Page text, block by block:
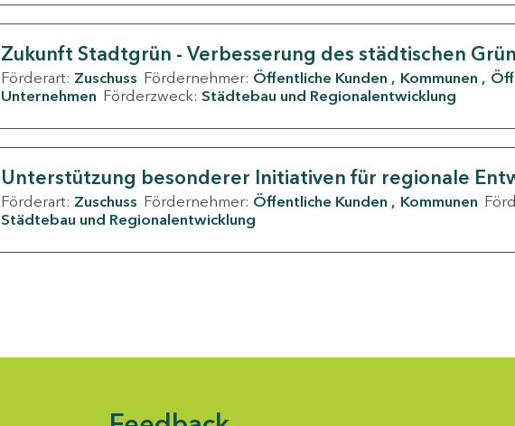
Zukunft Stadtgrün - Verbesserung des städtischen
Förderart: Zuschuss Fördernehmer: Öffentliche Kunden Kommunen
Unternehmen Förderzweck: Städtebau und Regionalentwicklung
Unterstützung besonderer Initiativen für regionale
Förderart: Zuschuss Fördernehmer: Öffentliche Kunden Kommunen
Städtebau und Regionalentwicklung